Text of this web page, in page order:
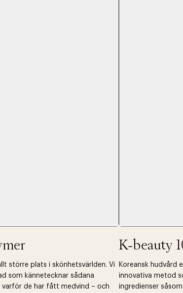
större plats i skönhetsvärlden. Vi
som kännetecknar sådana
varför de har fått medvind – och
K-beauty
Koreansk hudvård
innovativa metod
ingredienser